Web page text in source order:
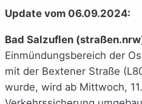
Update vom 06.09.2024:
Bad Salzuflen
Einmündungsbereich der
mit der Bextener Straße
wurde, wird ab Mittwoch,